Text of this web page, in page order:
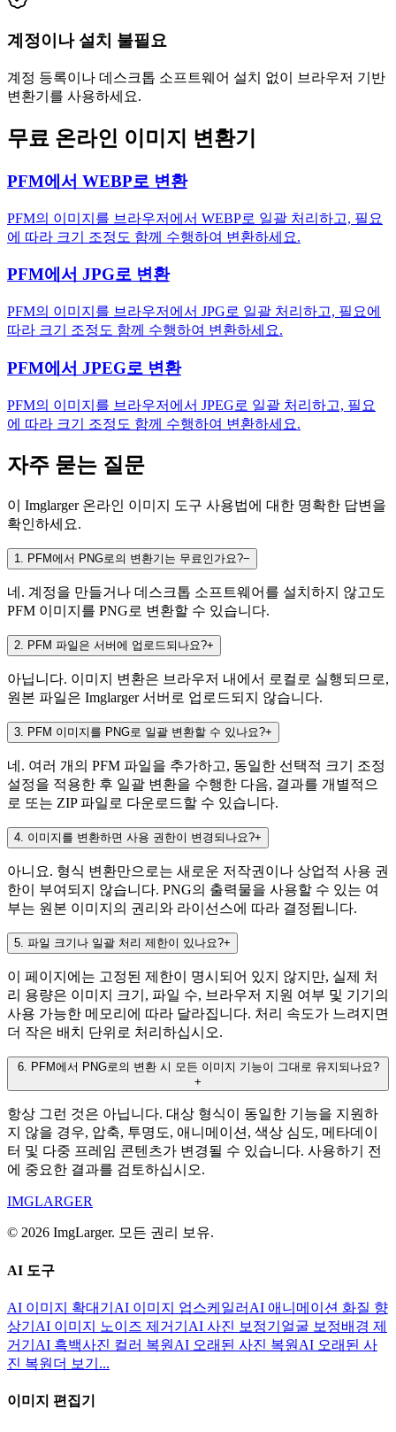
계정이나 설치 불필요
계정 등록이나 데스크톱 소프트웨어 설치 없이 브라우저 기반
변환기를 사용하세요.
무료 온라인 이미지 변환기
PFM에서 WEBP로 변환
PFM의 이미지를 브라우저에서 WEBP로 일괄 처리하고, 필요
에 따라 크기 조정도 함께 수행하여 변환하세요.
PFM에서 JPG로 변환
PFM의 이미지를 브라우저에서 JPG로 일괄 처리하고, 필요에
따라 크기 조정도 함께 수행하여 변환하세요.
PFM에서 JPEG로 변환
PFM의 이미지를 브라우저에서 JPEG로 일괄 처리하고, 필요
에 따라 크기 조정도 함께 수행하여 변환하세요.
자주 묻는 질문
이 Imglarger 온라인 이미지 도구 사용법에 대한 명확한 답변을
확인하세요.
1. PFM에서 PNG로의 변환기는 무료인가요?−
네. 계정을 만들거나 데스크톱 소프트웨어를 설치하지 않고도
PFM 이미지를 PNG로 변환할 수 있습니다.
2. PFM 파일은 서버에 업로드되나요?+
아닙니다. 이미지 변환은 브라우저 내에서 로컬로 실행되므로,
원본 파일은 Imglarger 서버로 업로드되지 않습니다.
3. PFM 이미지를 PNG로 일괄 변환할 수 있나요?+
네. 여러 개의 PFM 파일을 추가하고, 동일한 선택적 크기 조정
설정을 적용한 후 일괄 변환을 수행한 다음, 결과를 개별적으
로 또는 ZIP 파일로 다운로드할 수 있습니다.
4. 이미지를 변환하면 사용 권한이 변경되나요?+
아니요. 형식 변환만으로는 새로운 저작권이나 상업적 사용 권
한이 부여되지 않습니다. PNG의 출력물을 사용할 수 있는 여
부는 원본 이미지의 권리와 라이선스에 따라 결정됩니다.
5. 파일 크기나 일괄 처리 제한이 있나요?+
이 페이지에는 고정된 제한이 명시되어 있지 않지만, 실제 처
리 용량은 이미지 크기, 파일 수, 브라우저 지원 여부 및 기기의
사용 가능한 메모리에 따라 달라집니다. 처리 속도가 느려지면
더 작은 배치 단위로 처리하십시오.
6. PFM에서 PNG로의 변환 시 모든 이미지 기능이 그대로 유지되나요?
+
항상 그런 것은 아닙니다. 대상 형식이 동일한 기능을 지원하
지 않을 경우, 압축, 투명도, 애니메이션, 색상 심도, 메타데이
터 및 다중 프레임 콘텐츠가 변경될 수 있습니다. 사용하기 전
에 중요한 결과를 검토하십시오.
IMGLARGER
© 2026 ImgLarger. 모든 권리 보유.
AI 도구
AI 이미지 확대기 AI 이미지 업스케일러 AI 애니메이션 화질 향
상기 AI 이미지 노이즈 제거기 AI 사진 보정기 얼굴 보정배경 제
거기 AI 흑백사진 컬러 복원 AI 오래된 사진 복원 AI 오래된 사
진 복원 더 보기...
이미지 편집기